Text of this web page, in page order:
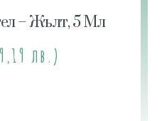
– Жълт, 5 Мл
лв.)